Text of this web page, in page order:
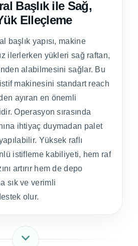
Başlık ile Sağ,
Elleçleme
başlık yapısı, makine
ilerlerken yükleri sağ raftan,
alabilmesini sağlar. Bu
makinesini standart reach
ayıran en önemli
Operasyon sırasında
ihtiyaç duymadan palet
Yüksek raflı
istifleme kabiliyeti, hem raf
artırır hem de depo
sık ve verimli
olur.